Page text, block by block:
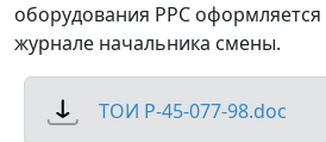
оборудования РРС
журнале начальника смены.
ТОИ Р-45-077-98.doc